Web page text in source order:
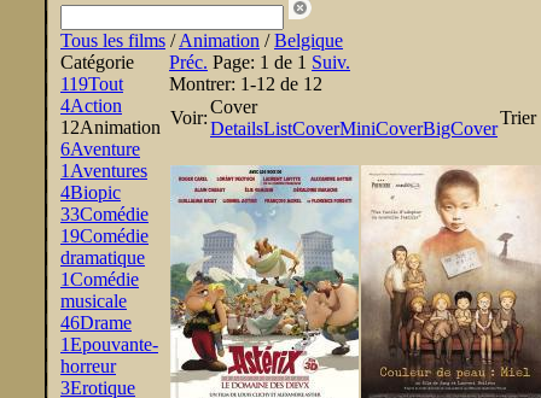
Tous les films /Animation /Belgique
Catégorie
119Tout
4Action
12Animation
6Aventure
1Aventures
4Biopic
33Comédie
19Comédie
dramatique
1Comédie
musicale
46Drame
1Epouvante-
horreur
3Erotique
Préc. Page: 1 de 1 Suiv.
Montrer: 1-12 de 12
Voir:
Cover
DetailsListCoverMiniCoverBigCover
Trier